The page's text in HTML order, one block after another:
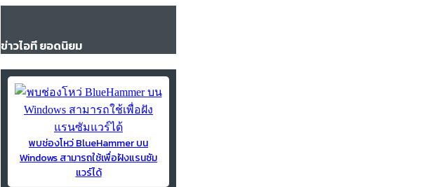
ข่าวไอที ยอดนิยม
พบช่องโหว่ BlueHammer บน
Windows สามารถใช้เพื่อฝังแรนซัม
แวร์ได้